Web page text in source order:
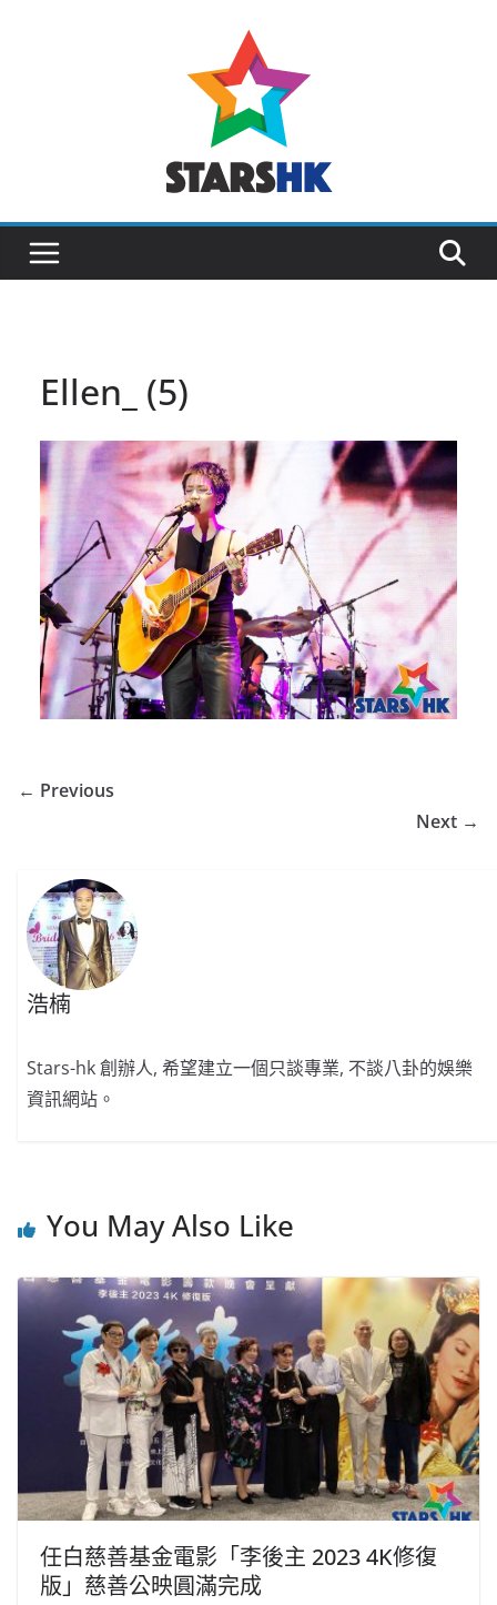
Ellen_ (5)
← Previous
Next →
浩楠
Stars-hk 創辦人, 希望建立一個只談專業, 不談八卦的娛樂
資訊網站。
You May Also Like
任白慈善基金電影「李後主 2023 4K修復
版」慈善公映圓滿完成